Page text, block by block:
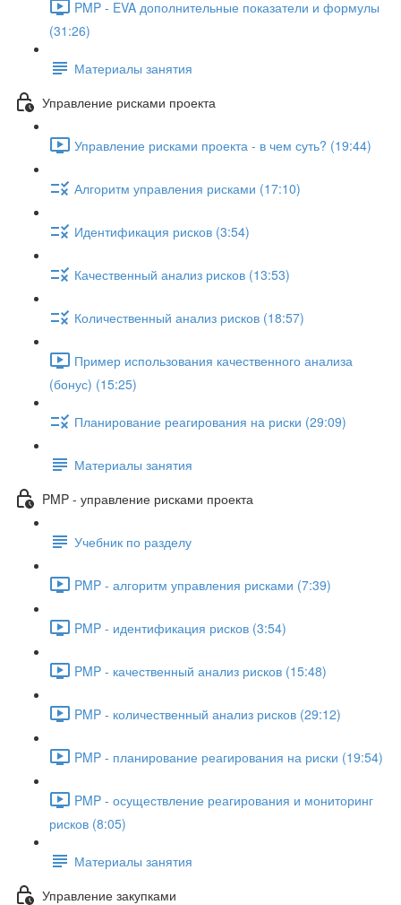
PMP - EVA дополнительные показатели и формулы
(31:26)
Материалы занятия
Управление рисками проекта
Управление рисками проекта - в чем суть? (19:44)
Алгоритм управления рисками (17:10)
Идентификация рисков (3:54)
Качественный анализ рисков (13:53)
Количественный анализ рисков (18:57)
Пример использования качественного анализа
(бонус) (15:25)
Планирование реагирования на риски (29:09)
Материалы занятия
PMP - управление рисками проекта
Учебник по разделу
PMP - алгоритм управления рисками (7:39)
PMP - идентификация рисков (3:54)
PMP - качественный анализ рисков (15:48)
PMP - количественный анализ рисков (29:12)
PMP - планирование реагирования на риски (19:54)
PMP - осуществление реагирования и мониторинг
рисков (8:05)
Материалы занятия
Управление закупками